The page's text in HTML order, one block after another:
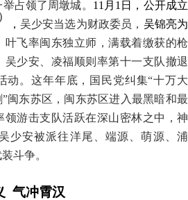
占领了周墩城。 11月1日，公开成立
， 吴少安当选为财政委员， 吴锦亮为
叶飞率闽东独立师，满载着缴获的枪
吴少安、凌福顺则率第十一支队撤退
动。这年年底，国民党纠集“十万大
闽东苏区，闽东苏区进入最黑暗和最
领游击支队活跃在深山密林之中，神
少安被派往洋尾、端源、萌源、浦
斗争。
气冲霄汉